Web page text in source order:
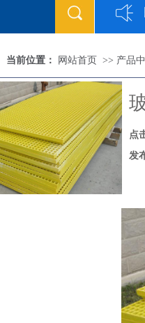
[2018-05-23]
当前位置： 网站首页 >> 产品
点
发